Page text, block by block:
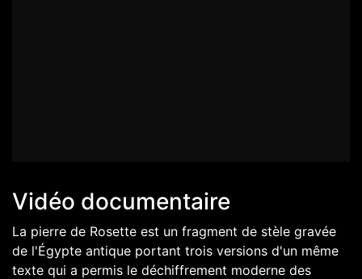
Vidéo documentaire
La pierre de Rosette est un fragment de stèle gravée
de l'Égypte antique portant trois versions d'un même
texte qui a permis le déchiffrement moderne des